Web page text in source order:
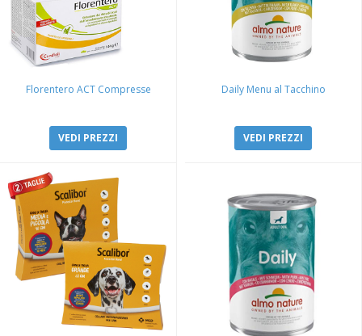
Florentero ACT Compresse
VEDI PREZZI
Daily Menu al Tacchino
VEDI PREZZI